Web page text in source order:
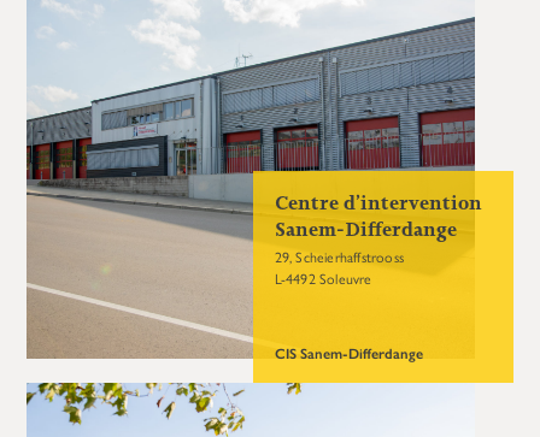
Centre d’intervention
Sanem-Differdange
29, Scheierhaffstrooss
L-4492 Soleuvre
CIS Sanem-Differdange